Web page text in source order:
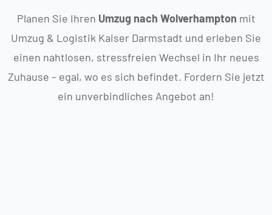
Planen Sie Ihren Umzug nach Wolverhampton mit
Umzug & Logistik Kaiser Darmstadt und erleben Sie
einen nahtlosen, stressfreien Wechsel in Ihr neues
Zuhause – egal, wo es sich befindet. Fordern Sie jetzt
ein unverbindliches Angebot an!